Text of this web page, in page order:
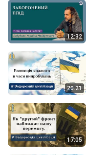
12:32
20:21
17:05